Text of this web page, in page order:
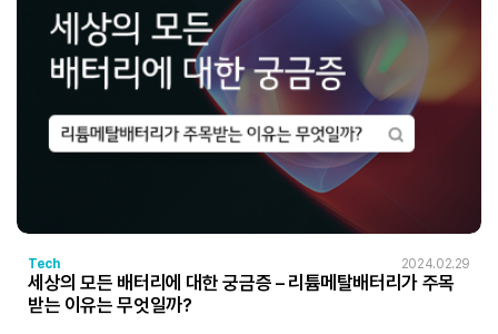
Tech 2024.02.29
세상의 모든 배터리에 대한 궁금증 – 리튬메탈배터리가 주목
받는 이유는 무엇일까?